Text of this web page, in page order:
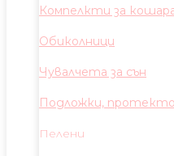
Компелкти за
Обиколници
Чувалчета за сън
Подложки,
Пелени